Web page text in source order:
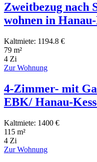
Zweitbezug nach
wohnen in
Kaltmiete: 1194.8 €
79 m²
4 Zi
Zur Wohnung
4-Zimmer- mit
EBK/ Hanau-
Kaltmiete: 1400 €
115 m²
4 Zi
Zur Wohnung